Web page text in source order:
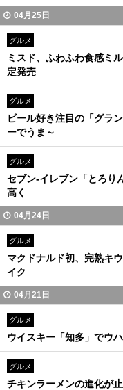
04月25日
グルメ
ミスド、ふわふわ食感ミ
定発売
グルメ
ビール好き注目の「グラ
ーでうま～
グルメ
セブン-イレブン「とろり
高く
04月24日
グルメ
マクドナルド初、完熟キ
イク
04月21日
グルメ
ウイスキー「知多」でウ
グルメ
チキンラーメンの進化が